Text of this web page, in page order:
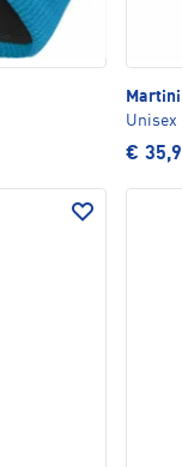
Martini
Unisex
€